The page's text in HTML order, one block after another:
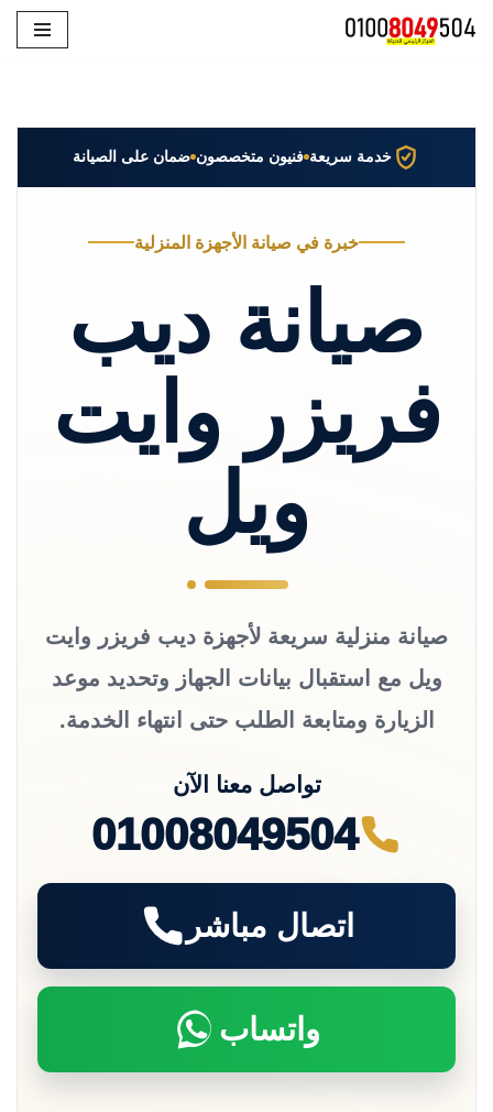
خدمة سريعة فنيون متخصصون ضمان على الصيانة
خبرة في صيانة الأجهزة المنزلية
صيانة ديب
فريزر وايت
ويل
صيانة منزلية سريعة لأجهزة ديب فريزر وايت
ويل مع استقبال بيانات الجهاز وتحديد موعد
الزيارة ومتابعة الطلب حتى انتهاء الخدمة.
تواصل معنا الآن
01008049504
اتصال مباشر
واتساب